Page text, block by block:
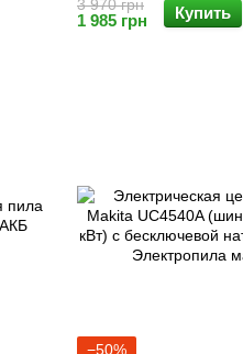
3 970 грн
1 985 грн Купить
−50%